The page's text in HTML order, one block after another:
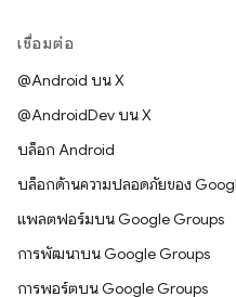
เชื่อมต่อ
@Android บน X
@AndroidDev บน X
บล็อก Android
บล็อกด้านความปลอดภัยของ
แพลตฟอร์มบน Google Groups
การพัฒนาบน Google Groups
การพอร์ตบน Google Groups